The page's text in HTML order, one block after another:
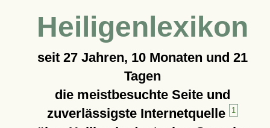
Heiligenlexikon
seit 27 Jahren, 10 Monaten und 21
Tagen
die meistbesuchte Seite und
zuverlässigste Internetquelle
1